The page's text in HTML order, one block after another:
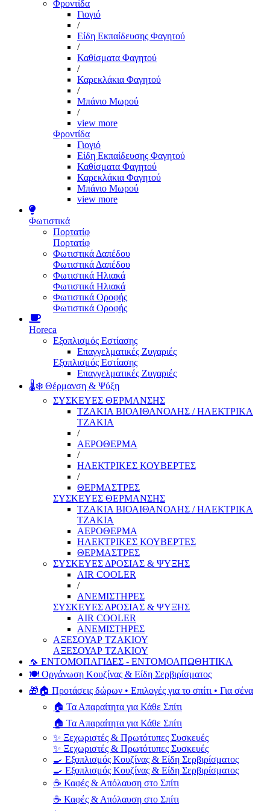
Φροντίδα
Γιογιό
/
Είδη Εκπαίδευσης Φαγητού
/
Καθίσματα Φαγητού
/
Καρεκλάκια Φαγητού
/
Μπάνιο Μωρού
/
view more
Φροντίδα
Γιογιό
Είδη Εκπαίδευσης Φαγητού
Καθίσματα Φαγητού
Καρεκλάκια Φαγητού
Μπάνιο Μωρού
view more
Φωτιστικά
Πορτατίφ
Πορτατίφ
Φωτιστικά Δαπέδου
Φωτιστικά Δαπέδου
Φωτιστικά Ηλιακά
Φωτιστικά Ηλιακά
Φωτιστικά Οροφής
Φωτιστικά Οροφής
Horeca
Εξοπλισμός Εστίασης
Επαγγελματικές Ζυγαριές
Εξοπλισμός Εστίασης
Επαγγελματικές Ζυγαριές
🌡️❄️ Θέρμανση & Ψύξη
ΣΥΣΚΕΥΕΣ ΘΕΡΜΑΝΣΗΣ
ΤΖΑΚΙΑ ΒΙΟΑΙΘΑΝΟΛΗΣ / ΗΛΕΚΤΡΙΚΑ
ΤΖΑΚΙΑ
/
ΑΕΡΟΘΕΡΜΑ
/
ΗΛΕΚΤΡΙΚΕΣ ΚΟΥΒΕΡΤΕΣ
/
ΘΕΡΜΑΣΤΡΕΣ
ΣΥΣΚΕΥΕΣ ΘΕΡΜΑΝΣΗΣ
ΤΖΑΚΙΑ ΒΙΟΑΙΘΑΝΟΛΗΣ / ΗΛΕΚΤΡΙΚΑ
ΤΖΑΚΙΑ
ΑΕΡΟΘΕΡΜΑ
ΗΛΕΚΤΡΙΚΕΣ ΚΟΥΒΕΡΤΕΣ
ΘΕΡΜΑΣΤΡΕΣ
ΣΥΣΚΕΥΕΣ ΔΡΟΣΙΑΣ & ΨΥΞΗΣ
AIR COOLER
/
ΑΝΕΜΙΣΤΗΡΕΣ
ΣΥΣΚΕΥΕΣ ΔΡΟΣΙΑΣ & ΨΥΞΗΣ
AIR COOLER
ΑΝΕΜΙΣΤΗΡΕΣ
ΑΞΕΣΟΥΑΡ ΤΖΑΚΙΟΥ
ΑΞΕΣΟΥΑΡ ΤΖΑΚΙΟΥ
🦟 ΕΝΤΟΜΟΠΑΓΙΔΕΣ - ΕΝΤΟΜΟΑΠΩΘΗΤΙΚΑ
🍽️ Οργάνωση Κουζίνας & Είδη Σερβιρίσματος
🎁🏠 Προτάσεις δώρων • Επιλογές για το σπίτι • Για σένα
🏠 Τα Απαραίτητα για Κάθε Σπίτι
🏠 Τα Απαραίτητα για Κάθε Σπίτι
✨ Ξεχωριστές & Πρωτότυπες Συσκευές
✨ Ξεχωριστές & Πρωτότυπες Συσκευές
🍳 Εξοπλισμός Κουζίνας & Είδη Σερβιρίσματος
🍳 Εξοπλισμός Κουζίνας & Είδη Σερβιρίσματος
☕ Καφές & Απόλαυση στο Σπίτι
☕ Καφές & Απόλαυση στο Σπίτι